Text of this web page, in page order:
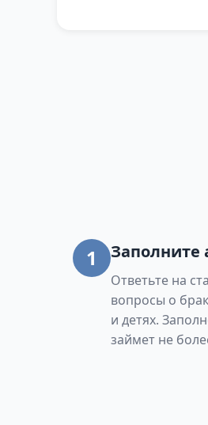
1 Заполните
Ответьте на
вопросы о
и детях.
займет не